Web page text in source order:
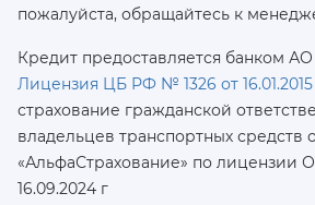
пожалуйста, обращайтесь к
Кредит предоставляется банком
Лицензия ЦБ РФ № 1326 от 16.01.2015
страхование гражданской
владельцев транспортных средств
«АльфаСтрахование» по лицензии
16.09.2024 г